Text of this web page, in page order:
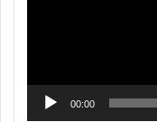
00:00